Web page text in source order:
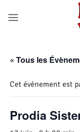
« Tous les
Cet évènement est
Prodia